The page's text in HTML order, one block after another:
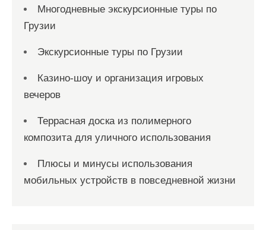
Многодневные экскурсионные туры по
Грузии
Экскурсионные туры по Грузии
Казино-шоу и организация игровых
вечеров
Террасная доска из полимерного
композита для уличного использования
Плюсы и минусы использования
мобильных устройств в повседневной жизни